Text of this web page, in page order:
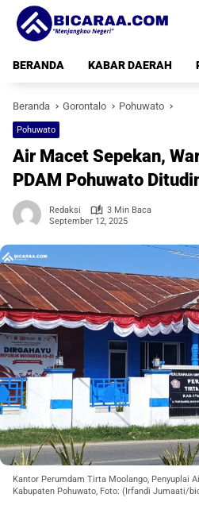
Langsung
konten
BERANDA
KABAR DAERAH
Beranda Gorontalo Pohuwato
Pohuwato
Air Macet Sepekan,
PDAM Pohuwato
Redaksi
3 Min Baca
September 12, 2025
Kantor Perumdam Tirta Moolango, Penyuplai
Kabupaten Pohuwato, Foto: (Irfandi Jumaati/